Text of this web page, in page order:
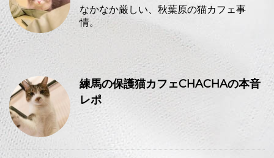
なかなか厳しい、秋葉原の猫カフェ事
情。
練馬の保護猫カフェCHACHAの本音
レポ